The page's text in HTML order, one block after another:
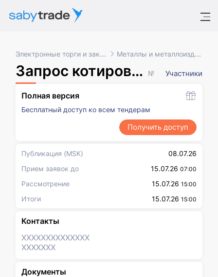
Электронные торги и закупки Металлы и металлоизделия
Запрос котировок в электронной форме, участниками которого могут быть только субъекты малого и среднего предпринимательства Участники
Полная версия
Бесплатный доступ ко всем тендерам
Получить доступ
Публикация (MSK)
08.07.26
Прием заявок до
15.07.26 07:00
Рассмотрение 15.07.26 15:00
Итоги 15.07.26 15:00
Контакты
XXXXXXXXXXXXXX
XXXXXXX
Документы